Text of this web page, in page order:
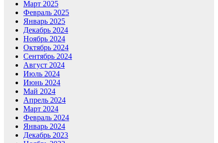
Март 2025
Февраль 2025
Январь 2025
Декабрь 2024
Ноябрь 2024
Октябрь 2024
Сентябрь 2024
Август 2024
Июль 2024
Июнь 2024
Май 2024
Апрель 2024
Март 2024
Февраль 2024
Январь 2024
Декабрь 2023